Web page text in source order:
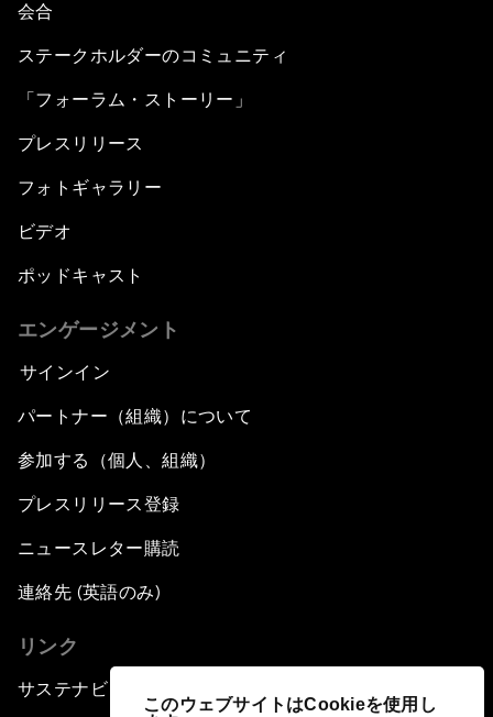
このウェブサイトはCookieを使用し
会合
ステークホルダーのコミュニティ
「フォーラム・ストーリー」
プレスリリース
フォトギャラリー
ビデオ
ポッドキャスト
エンゲージメント
サインイン
パートナー（組織）について
参加する（個人、組織）
プレスリリース登録
ニュースレター購読
連絡先 (英語のみ)
リンク
サステナビリティへの取り組み